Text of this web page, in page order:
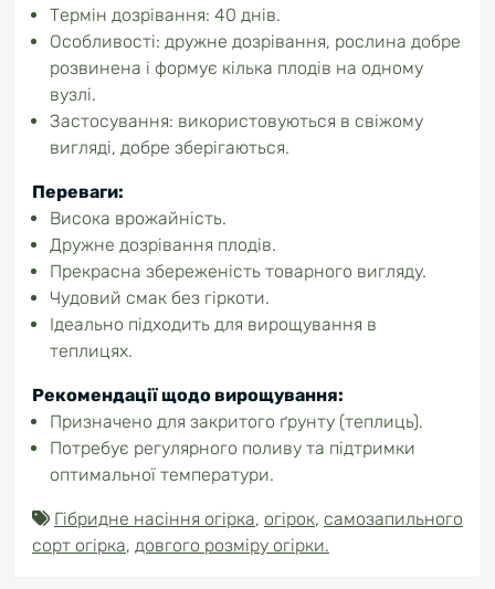
Термін дозрівання: 40 днів.
Особливості: дружне дозрівання, рослина добре
розвинена і формує кілька плодів на одному
вузлі.
Застосування: використовуються в свіжому
вигляді, добре зберігаються.
Переваги:
Висока врожайність.
Дружне дозрівання плодів.
Прекрасна збереженість товарного вигляду.
Чудовий смак без гіркоти.
Ідеально підходить для вирощування в
теплицях.
Рекомендації щодо вирощування:
Призначено для закритого ґрунту (теплиць).
Потребує регулярного поливу та підтримки
оптимальної температури.
Гібридне насіння огірка, огірок, самозапильного
сорт огірка, довгого розміру огірки.